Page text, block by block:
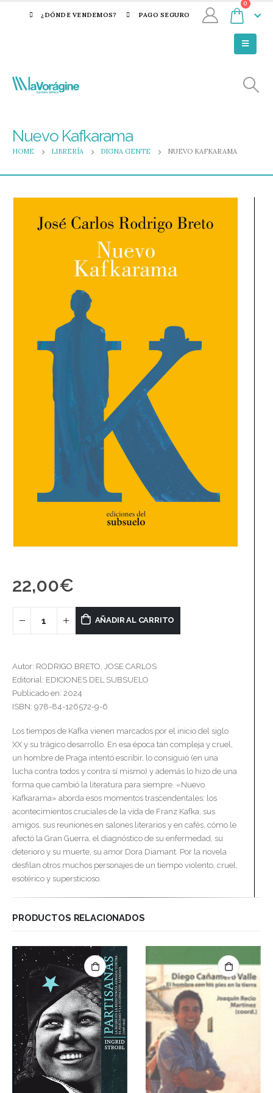
¿DÓNDE VENDEMOS? PAGO SEGURO
0
Nuevo Kafkarama
HOME LIBRERÍA DIGNA GENTE NUEVO KAFKARAMA
22,00€
AÑADIR AL CARRITO
Autor: RODRIGO BRETO, JOSE CARLOS
Editorial: EDICIONES DEL SUBSUELO
Publicado en: 2024
ISBN: 978-84-126572-9-6
Los tiempos de Kafka vienen marcados por el inicio del siglo
XX y su trágico desarrollo. En esa época tan compleja y cruel,
un hombre de Praga intentó escribir, lo consiguió (en una
lucha contra todos y contra sí mismo) y además lo hizo de una
forma que cambió la literatura para siempre. «Nuevo
Kafkarama» aborda esos momentos trascendentales: los
acontecimientos cruciales de la vida de Franz Kafka, sus
amigos, sus reuniones en salones literarios y en cafés, cómo le
afectó la Gran Guerra, el diagnóstico de su enfermedad, su
deterioro y su muerte, su amor Dora Diamant. Por la novela
desfilan otros muchos personajes de un tiempo violento, cruel,
esotérico y supersticioso.
PRODUCTOS RELACIONADOS